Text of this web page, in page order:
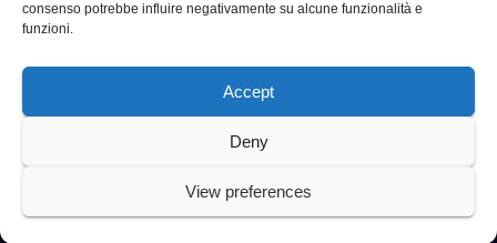
consenso potrebbe influire negativamente su alcune funzionalità e
funzioni.
Accept
Deny
View preferences
Proudly powered by WordPress|Tema: Newspaperex di
Scienzastudio specialistico bracciano